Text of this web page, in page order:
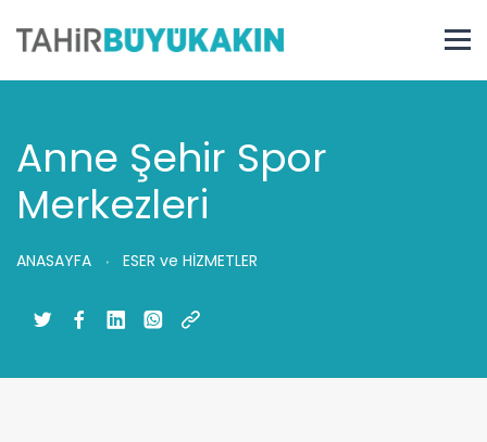
Anne Şehir Spor
Merkezleri
ANASAYFA ESER ve HİZMETLER